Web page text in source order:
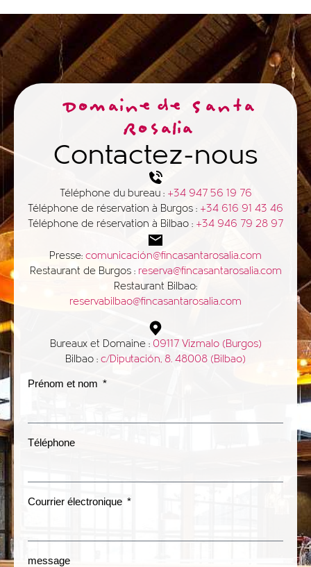
Domaine de Santa
Rosalia
Contactez-nous
Téléphone du bureau : +34 947 56 19 76
Téléphone de réservation à Burgos : +34 616 91 43 46
Téléphone de réservation à Bilbao : +34 946 79 28 97
Presse: comunicación@fincasantarosalia.com
Restaurant de Burgos : reserva@fincasantarosalia.com
Restaurant Bilbao:
reservabilbao@fincasantarosalia.com
Bureaux et Domaine : 09117 Vizmalo (Burgos)
Bilbao : c/Diputación, 8. 48008 (Bilbao)
Prénom et nom
Téléphone
Courrier électronique
message